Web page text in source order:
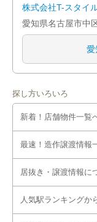
株式会社T-スタイ
愛知県名古屋市中
愛
探し方いろいろ
新着！店舗物件一覧
最速！造作譲渡情報
居抜き・譲渡情報に
人気駅ランキングか